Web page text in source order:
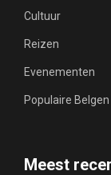
Cultuur
Reizen
Evenementen
Populaire Belgen
Meest